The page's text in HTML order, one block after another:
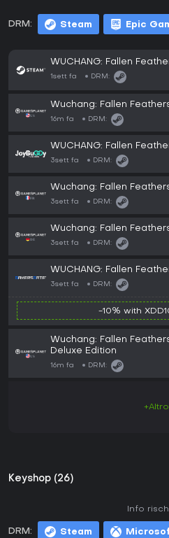
DRM: Steam Epic
WUCHANG: Fallen
1sett fa DRM:
Wuchang: Fallen
16m fa DRM:
WUCHANG: Fallen
3sett fa DRM:
Wuchang: Fallen
3sett fa DRM:
Wuchang: Fallen
3sett fa DRM:
WUCHANG: Fallen
3sett fa DRM:
-10% with
Wuchang: Fallen
Deluxe Edition
16m fa DRM:
+Altro
Keyshop (26)
DRM: Steam
Info